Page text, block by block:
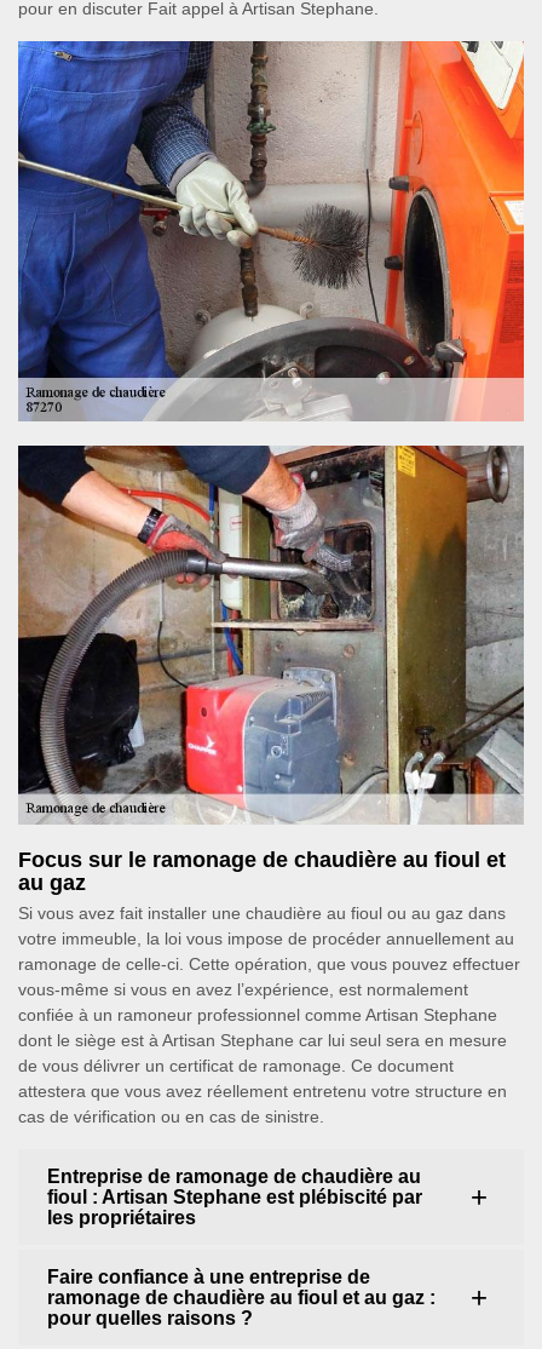
pour en discuter Fait appel à Artisan Stephane.
Focus sur le ramonage de chaudière au fioul et
au gaz
Si vous avez fait installer une chaudière au fioul ou au gaz dans
votre immeuble, la loi vous impose de procéder annuellement au
ramonage de celle-ci. Cette opération, que vous pouvez effectuer
vous-même si vous en avez l’expérience, est normalement
confiée à un ramoneur professionnel comme Artisan Stephane
dont le siège est à Artisan Stephane car lui seul sera en mesure
de vous délivrer un certificat de ramonage. Ce document
attestera que vous avez réellement entretenu votre structure en
cas de vérification ou en cas de sinistre.
Entreprise de ramonage de chaudière au
fioul : Artisan Stephane est plébiscité par
les propriétaires
Faire confiance à une entreprise de
ramonage de chaudière au fioul et au gaz :
pour quelles raisons ?